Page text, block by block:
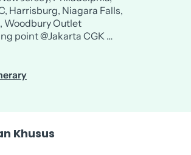
Harrisburg, Niagara Falls,
Woodbury Outlet
point @Jakarta CGK …
Khusus